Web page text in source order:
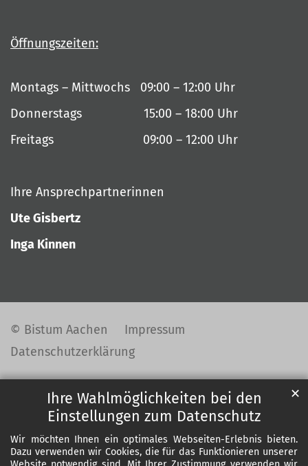
Ihre Wahlmöglichkeiten bei den
Einstellungen zum Datenschutz
Wir möchten Ihnen ein optimales Webseiten-Erlebnis bieten.
Dazu verwenden wir Cookies, die für das Funktionieren unserer
✕
Öffnungszeiten:
Montags – Mittwochs 09:00 – 12:00 Uhr
Donnerstags 15:00 – 18:00 Uhr
Freitags 09:00 – 12:00 Uhr
Ihre Ansprechpartnerinnen
Ute Gisbertz
Inga Kinnen
© Bistum Aachen
Impressum
Datenschutzerklärung